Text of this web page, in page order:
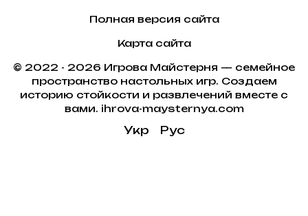
Полная версия сайта
Карта сайта
© 2022 - 2026 Игрова Майстерня — семейное
пространство настольных игр. Создаем
историю стойкости и развлечений вместе с
вами. ihrova-maysternya.com
Укр Рус